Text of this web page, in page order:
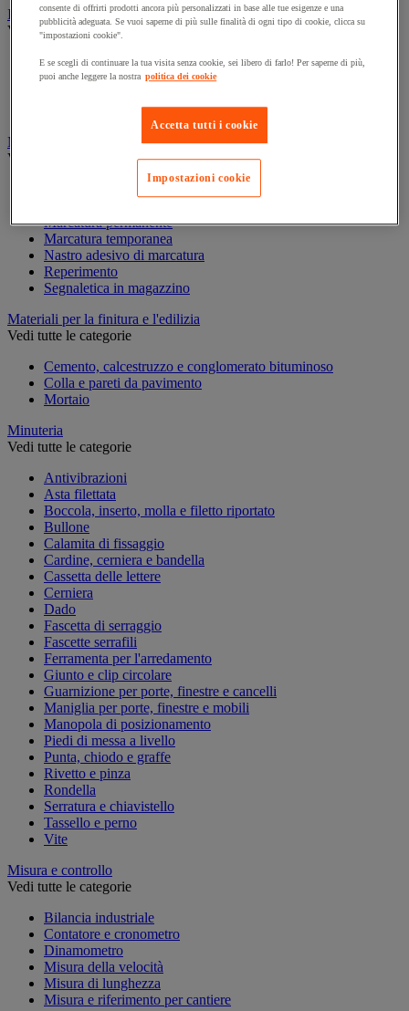
Ingrassaggio e lubrificazione
Vedi tutte le categorie
Anti-aderente
Attrezzi per lubrificazione
Lubrificante e sbloccante
Marcatura
Vedi tutte le categorie
Marcatura permanente
Marcatura temporanea
Nastro adesivo di marcatura
Reperimento
Segnaletica in magazzino
Materiali per la finitura e l'edilizia
Vedi tutte le categorie
Cemento, calcestruzzo e conglomerato bituminoso
Colla e pareti da pavimento
Mortaio
Minuteria
Vedi tutte le categorie
Antivibrazioni
Asta filettata
Boccola, inserto, molla e filetto riportato
Bullone
Calamita di fissaggio
Cardine, cerniera e bandella
Cassetta delle lettere
Cerniera
Dado
Fascetta di serraggio
Fascette serrafili
Ferramenta per l'arredamento
Giunto e clip circolare
Guarnizione per porte, finestre e cancelli
Maniglia per porte, finestre e mobili
Manopola di posizionamento
Piedi di messa a livello
Punta, chiodo e graffe
Rivetto e pinza
Rondella
Serratura e chiavistello
Tassello e perno
Vite
Misura e controllo
Vedi tutte le categorie
Bilancia industriale
Contatore e cronometro
Dinamometro
Misura della velocità
Misura di lunghezza
Misura e riferimento per cantiere
consente di offrirti prodotti ancora più personalizzati in base alle tue esigenze e una
pubblicità adeguata. Se vuoi saperne di più sulle finalità di ogni tipo di cookie, clicca su
"impostazioni cookie".
E se scegli di continuare la tua visita senza cookie, sei libero di farlo! Per saperne di più,
puoi anche leggere la nostra politica dei cookie
Accetta tutti i cookie
Impostazioni cookie